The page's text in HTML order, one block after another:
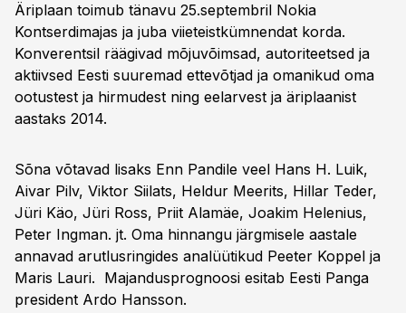
Äriplaan toimub tänavu 25.septembril Nokia
Kontserdimajas ja juba viieteistkümnendat korda.
Konverentsil räägivad mõjuvõimsad, autoriteetsed ja
aktiivsed Eesti suuremad ettevõtjad ja omanikud oma
ootustest ja hirmudest ning eelarvest ja äriplaanist
aastaks 2014.
Sõna võtavad lisaks Enn Pandile veel Hans H. Luik,
Aivar Pilv, Viktor Siilats, Heldur Meerits, Hillar Teder,
Jüri Käo, Jüri Ross, Priit Alamäe, Joakim Helenius,
Peter Ingman. jt. Oma hinnangu järgmisele aastale
annavad arutlusringides analüütikud Peeter Koppel ja
Maris Lauri. Majandusprognoosi esitab Eesti Panga
president Ardo Hansson.